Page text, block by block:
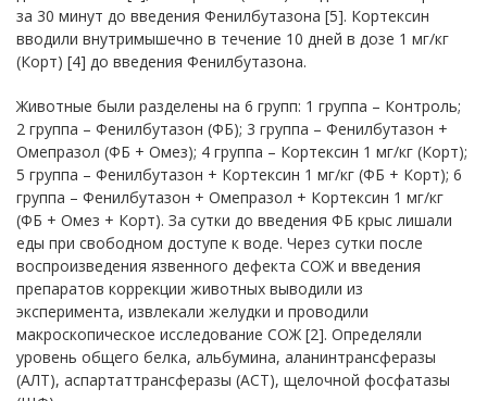
за 30 минут до введения Фенилбутазона [5]. Кортексин
вводили внутримышечно в течение 10 дней в дозе 1 мг/кг
(Корт) [4] до введения Фенилбутазона.
Животные были разделены на 6 групп: 1 группа – Контроль;
2 группа – Фенилбутазон (ФБ); 3 группа – Фенилбутазон +
Омепразол (ФБ + Омез); 4 группа – Кортексин 1 мг/кг (Корт);
5 группа – Фенилбутазон + Кортексин 1 мг/кг (ФБ + Корт); 6
группа – Фенилбутазон + Омепразол + Кортексин 1 мг/кг
(ФБ + Омез + Корт). За сутки до введения ФБ крыс лишали
еды при свободном доступе к воде. Через сутки после
воспроизведения язвенного дефекта СОЖ и введения
препаратов коррекции животных выводили из
эксперимента, извлекали желудки и проводили
макроскопическое исследование СОЖ [2]. Определяли
уровень общего белка, альбумина, аланинтрансферазы
(АЛТ), аспартаттрансферазы (АСТ), щелочной фосфатазы